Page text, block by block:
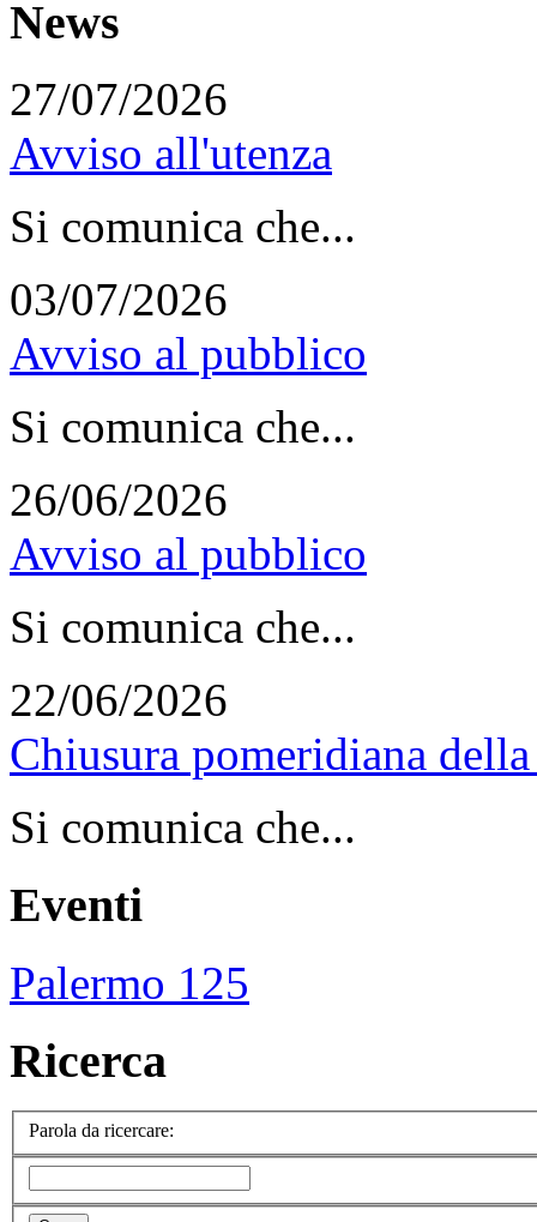
News
27/07/2026
Avviso all'utenza
Si comunica che...
03/07/2026
Avviso al pubblico
Si comunica che...
26/06/2026
Avviso al pubblico
Si comunica che...
22/06/2026
Chiusura pomeridiana
Si comunica che...
Eventi
Palermo 125
Ricerca
Parola da ricercare: